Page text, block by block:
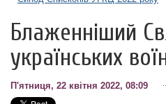
Блаженніший
українських
П'ятниця, 22 квітня 2022, 08:09